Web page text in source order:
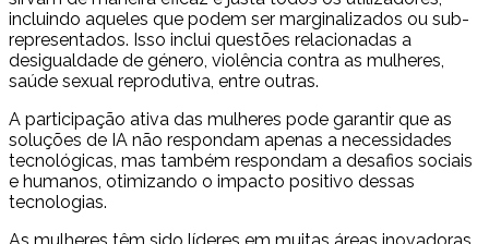
incluindo aqueles que podem ser marginalizados ou sub-
representados. Isso inclui questões relacionadas a
desigualdade de género, violência contra as mulheres,
saúde sexual reprodutiva, entre outras.
A participação ativa das mulheres pode garantir que as
soluções de IA não respondam apenas a necessidades
tecnológicas, mas também respondam a desafios sociais
e humanos, otimizando o impacto positivo dessas
tecnologias.
As mulheres têm sido líderes em muitas áreas inovadoras,